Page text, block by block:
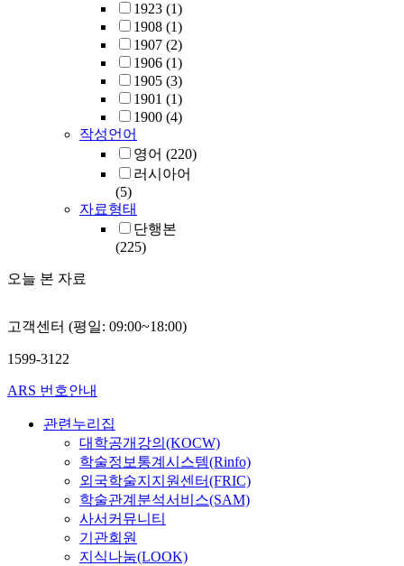
1923 (1)
1908 (1)
1907 (2)
1906 (1)
1905 (3)
1901 (1)
1900 (4)
작성언어
영어 (220)
러시아어
(5)
자료형태
단행본
(225)
오늘 본 자료
고객센터 (평일: 09:00~18:00)
1599-3122
ARS 번호안내
관련누리집
대학공개강의(KOCW)
학술정보통계시스템(Rinfo)
외국학술지지원센터(FRIC)
학술관계분석서비스(SAM)
사서커뮤니티
기관회원
지식나눔(LOOK)